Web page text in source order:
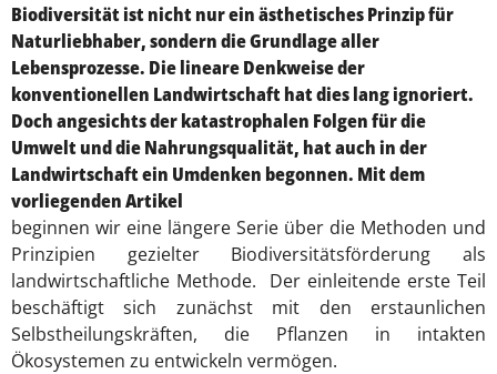
Biodiversität ist nicht nur ein ästhetisches Prinzip für
Naturliebhaber, sondern die Grundlage aller
Lebensprozesse. Die lineare Denkweise der
konventionellen Landwirtschaft hat dies lang ignoriert.
Doch angesichts der katastrophalen Folgen für die
Umwelt und die Nahrungsqualität, hat auch in der
Landwirtschaft ein Umdenken begonnen. Mit dem
vorliegenden Artikel
beginnen wir eine längere Serie über die Methoden und
Prinzipien gezielter Biodiversitätsförderung als
landwirtschaftliche Methode. Der einleitende erste Teil
beschäftigt sich zunächst mit den erstaunlichen
Selbstheilungskräften, die Pflanzen in intakten
Ökosystemen zu entwickeln vermögen.